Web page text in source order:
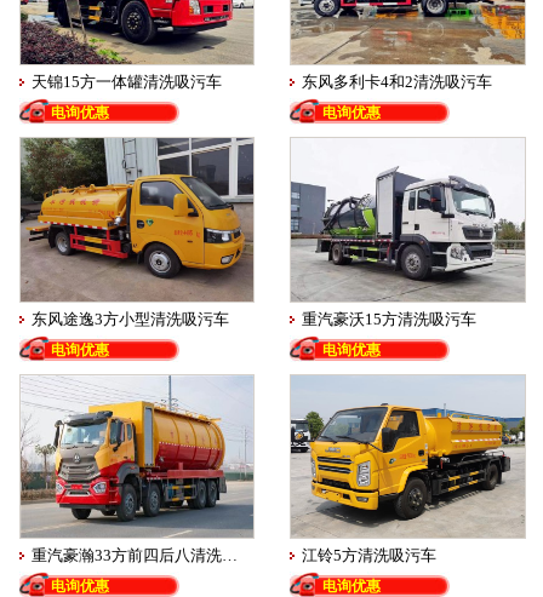
天锦15方一体罐清洗吸污车
电询优惠
东风多利卡4和2清洗吸污车
电询优惠
东风途逸3方小型清洗吸污车
电询优惠
重汽豪沃15方清洗吸污车
电询优惠
重汽豪瀚33方前四后八清洗吸污车
电询优惠
江铃5方清洗吸污车
电询优惠